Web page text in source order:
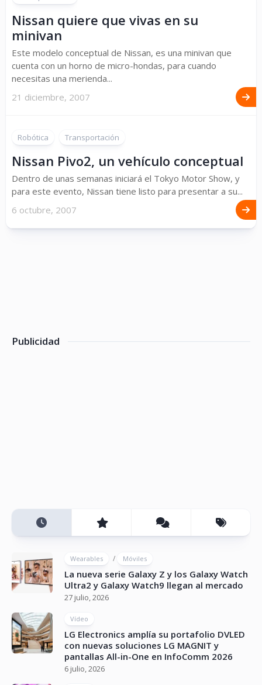
Nissan quiere que vivas en su
minivan
Este modelo conceptual de Nissan, es una minivan que
cuenta con un horno de micro-hondas, para cuando
necesitas una merienda...
21 diciembre, 2007
Robótica Transportación
Nissan Pivo2, un vehículo conceptual
Dentro de unas semanas iniciará el Tokyo Motor Show, y
para este evento, Nissan tiene listo para presentar a su...
6 octubre, 2007
Publicidad
Wearables / Móviles
La nueva serie Galaxy Z y los Galaxy Watch
Ultra2 y Galaxy Watch9 llegan al mercado
27 julio, 2026
Vídeo
LG Electronics amplía su portafolio DVLED
con nuevas soluciones LG MAGNIT y
pantallas All-in-One en InfoComm 2026
6 julio, 2026